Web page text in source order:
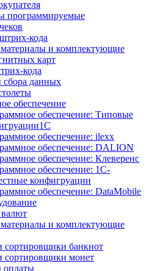
программируемые
кода
и комплектующие
карт
кода
данных
обеспечение
обеспечение: Типовые
обеспечение: ilexx
обеспечение: DALION
обеспечение: Клеверенс
обеспечение: 1С-
конфигруации
обеспечение: DataMobile
и комплектующие
сортировщики банкнот
сортировщики монет
оплаты